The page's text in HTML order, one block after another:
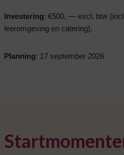
Investering: €500, — excl. btw
leeromgeving en catering).
Planning: 17 september 2026